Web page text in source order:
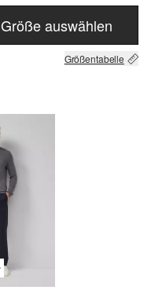
Größe auswählen
Größentabelle